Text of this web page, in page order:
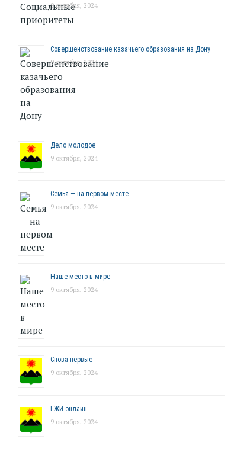
9 октября, 2024
Совершенствование казачьего образования на Дону
9 октября, 2024
Дело молодое
9 октября, 2024
Семья — на первом месте
9 октября, 2024
Наше место в мире
9 октября, 2024
Снова первые
9 октября, 2024
ГЖИ онлайн
9 октября, 2024